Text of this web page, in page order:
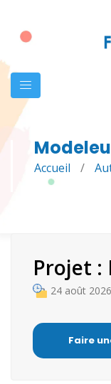
Accueil /
Projet :
24 août 2026
Faire